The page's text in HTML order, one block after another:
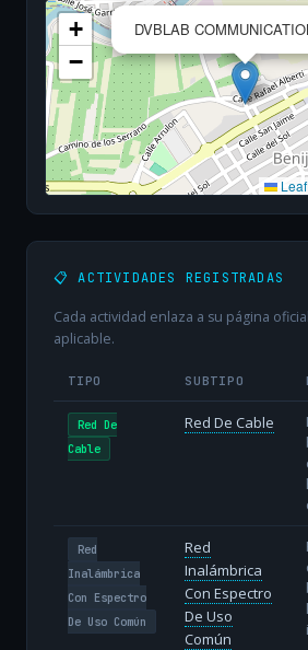
DVBLAB
+
−
📋 ACTIVIDADES REGISTRADAS
Cada actividad enlaza a su página
aplicable.
TIPO SUBTIPO
Red De
Cable
Red De Cable
Red
Inalámbrica
Con Espectro
De Uso Común
Red
Inalámbrica
Con Espectro
De Uso
Común